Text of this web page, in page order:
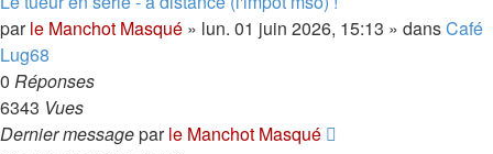
parle Manchot Masqué » lun. 01 juin 2026, 15:13 » dansCafé
Lug68
0 Réponses
6343 Vues
Dernier messageparle Manchot Masqué